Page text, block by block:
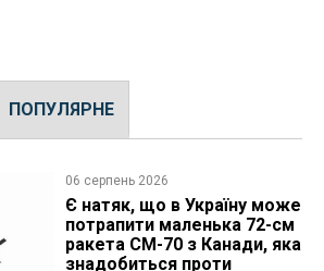
ПОПУЛЯРНЕ
06 серпень 2026
Є натяк, що в Україну може
потрапити маленька 72-см
ракета CM-70 з Канади, яка
знадобиться проти